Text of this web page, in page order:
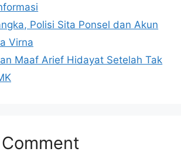
Polisi Sita Ponsel dan Akun
Virna
Maaf Arief Hidayat Setelah Tak